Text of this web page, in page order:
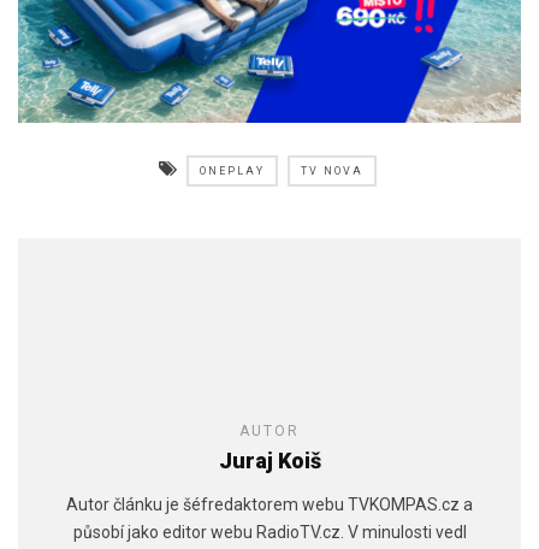
ONEPLAY TV NOVA
AUTOR
Juraj Koiš
Autor článku je šéfredaktorem webu TVKOMPAS.cz a
působí jako editor webu RadioTV.cz. V minulosti vedl